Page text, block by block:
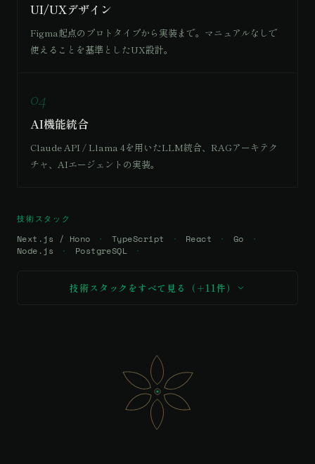
UI/UXデザイン
Figma起点のプロトタイプから実装まで。マニュアルなしで
使えることを基準としたUX設計。
04
AI機能統合
Claude API / Llama 4を用いたLLM統合、RAGアーキテク
チャ、AIエージェントの実装。
技術スタック
Next.js / Hono TypeScript React
Go
Node.js
PostgreSQL
技術スタックをすべて見る（＋11件）